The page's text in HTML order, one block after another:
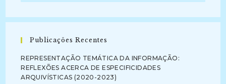
Publicações Recentes
REPRESENTAÇÃO TEMÁTICA DA INFORMAÇÃO:
REFLEXÕES ACERCA DE ESPECIFICIDADES
ARQUIVÍSTICAS (2020-2023)